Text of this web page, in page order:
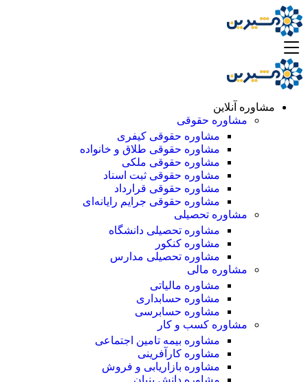
مشاوره آنلاین
مشاوره حقوقی
مشاوره حقوقی کیفری
مشاوره حقوقی طلاق و خانواده
مشاوره حقوقی ملکی
مشاوره حقوقی ثبت اسناد
مشاوره حقوقی قرارداد
مشاوره حقوقی جرایم رایانه‌ای
مشاوره تحصیلی
مشاوره تحصیلی دانشگاه
مشاوره کنکور
مشاوره تحصیلی مدارس
مشاوره مالی
مشاوره مالیاتی
مشاوره حسابداری
مشاوره حسابرسی
مشاوره کسب و کار
مشاوره بیمه تامین اجتماعی
مشاوره کارآفرینی
مشاوره بازاریابی و فروش
مشاوره دانش بنیان